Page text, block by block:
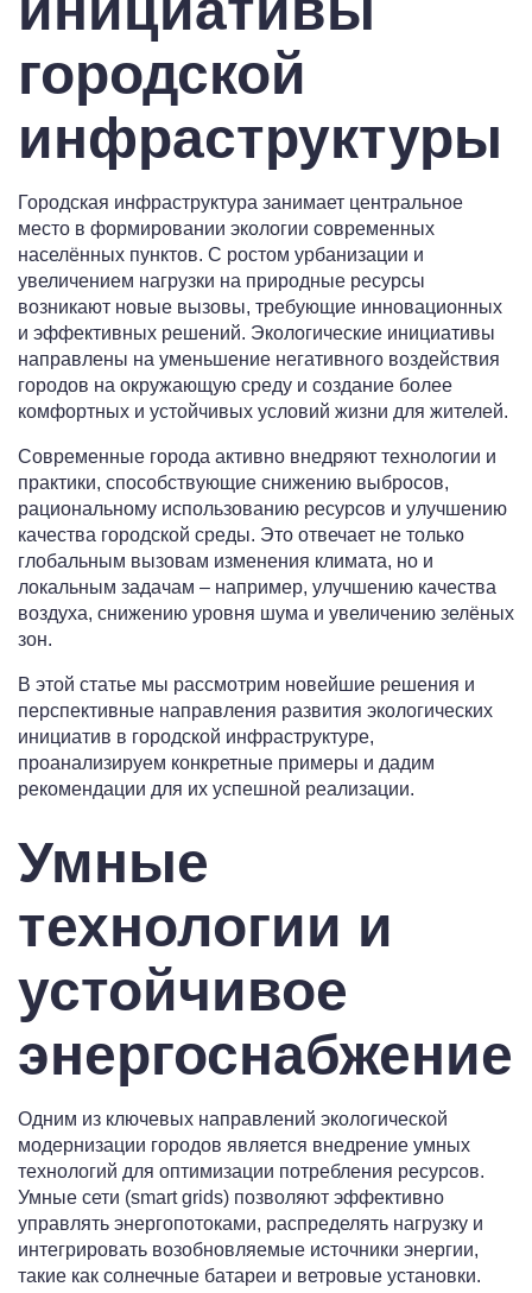
городской
инфраструктуры
Городская инфраструктура занимает центральное
место в формировании экологии современных
населённых пунктов. С ростом урбанизации и
увеличением нагрузки на природные ресурсы
возникают новые вызовы, требующие инновационных
и эффективных решений. Экологические инициативы
направлены на уменьшение негативного воздействия
городов на окружающую среду и создание более
комфортных и устойчивых условий жизни для жителей.
Современные города активно внедряют технологии и
практики, способствующие снижению выбросов,
рациональному использованию ресурсов и улучшению
качества городской среды. Это отвечает не только
глобальным вызовам изменения климата, но и
локальным задачам – например, улучшению качества
воздуха, снижению уровня шума и увеличению зелёных
зон.
В этой статье мы рассмотрим новейшие решения и
перспективные направления развития экологических
инициатив в городской инфраструктуре,
проанализируем конкретные примеры и дадим
рекомендации для их успешной реализации.
Умные
технологии и
устойчивое
энергоснабжение
Одним из ключевых направлений экологической
модернизации городов является внедрение умных
технологий для оптимизации потребления ресурсов.
Умные сети (smart grids) позволяют эффективно
управлять энергопотоками, распределять нагрузку и
интегрировать возобновляемые источники энергии,
такие как солнечные батареи и ветровые установки.